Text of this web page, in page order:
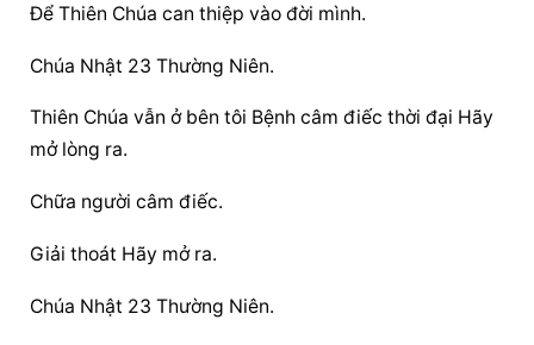
Để Thiên Chúa can thiệp vào đời mình.
Chúa Nhật 23 Thường Niên.
Thiên Chúa vẫn ở bên tôi Bệnh câm điếc thời đại Hãy
mở lòng ra.
Chữa người câm điếc.
Giải thoát Hãy mở ra.
Chúa Nhật 23 Thường Niên.